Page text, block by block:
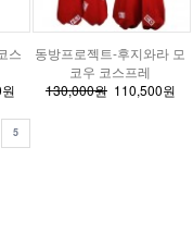
스
동방프로젝트-후지와라 모
코우 코스프레
130,000원110,500원
5